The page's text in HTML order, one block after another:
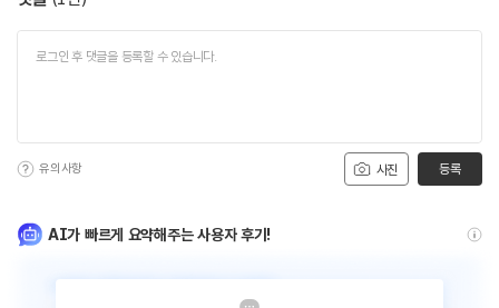
사진
유의사항 등록
AI가 빠르게 요약해주는 사용자 후기!